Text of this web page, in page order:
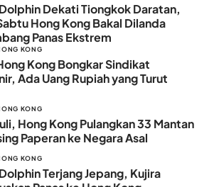
Dekati Tiongkok Daratan,
Hong Kong Bakal Dilanda
Panas Ekstrem
KONG
Kong Bongkar Sindikat
Ada Uang Rupiah yang Turut
KONG
Hong Kong Pulangkan 33 Mantan
Paperan ke Negara Asal
KONG
Terjang Jepang, Kujira